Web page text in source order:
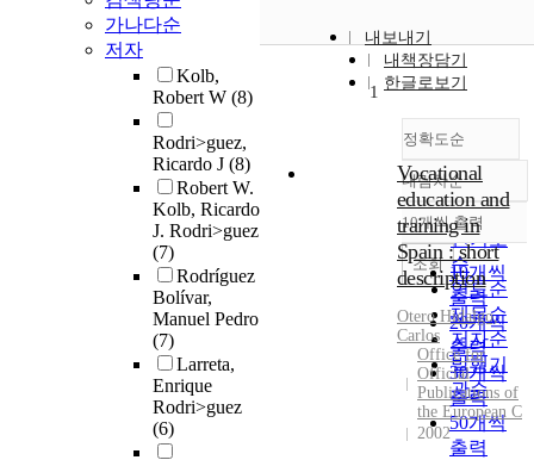
가나다순
저자
Kolb,
Robert W (8)
Rodri>guez,
Ricardo J (8)
Robert W.
Kolb, Ricardo
J. Rodri>guez
(7)
Rodríguez
Bolívar,
Manuel Pedro
(7)
Larreta,
Enrique
Rodri>guez
(6)
내보내기
내책장담기
한글로보기
정확도순
정확도
순
인기도
순
연도순
제목순
저자순
발행기
관순
내림차순
내림차순
10개씩 출력
10개씩
출력
20개씩
출력
30개씩
출력
50개씩
출력
조회
1
Vocational
education and
training in
Spain : short
description
Otero Hidalgo,
Carlos
Office for
Official
Publications of
the European C
2002